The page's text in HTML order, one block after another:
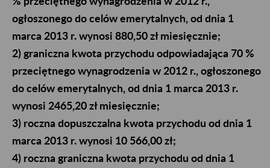
ogłoszonego do celów emerytalnych, od dnia 1
marca 2013 r. wynosi 880,50 zł miesięcznie;
2) graniczna kwota przychodu odpowiadająca 70 %
przeciętnego wynagrodzenia w 2012 r., ogłoszonego
do celów emerytalnych, od dnia 1 marca 2013 r.
wynosi 2465,20 zł miesięcznie;
3) roczna dopuszczalna kwota przychodu od dnia 1
marca 2013 r. wynosi 10 566,00 zł;
4) roczna graniczna kwota przychodu od dnia 1